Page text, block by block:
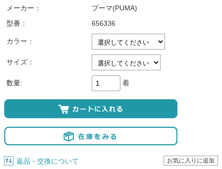
メーカー：
プーマ(PUMA)
型番：
656336
カラー：
サイズ：
数量: 着
返品・交換について